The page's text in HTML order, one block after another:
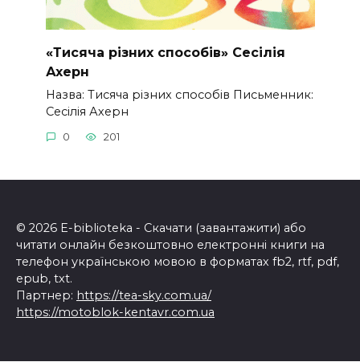
«Тисяча різних способів» Сесілія
Ахерн
Назва: Тисяча різних способів Письменник:
Сесілія Ахерн
0 201
© 2026 E-biblioteka - Скачати (завантажити) або
читати онлайн безкоштовно електронні книги на
телефон українською мовою в форматах fb2, rtf, pdf,
epub, txt.
Партнер: https://tea-sky.com.ua/
https://motoblok-kentavr.com.ua